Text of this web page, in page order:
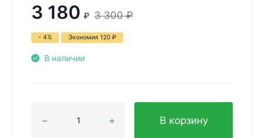
3 180 ₽ 3 300 ₽
- 4% Экономия 120 ₽
В наличии
В корзину